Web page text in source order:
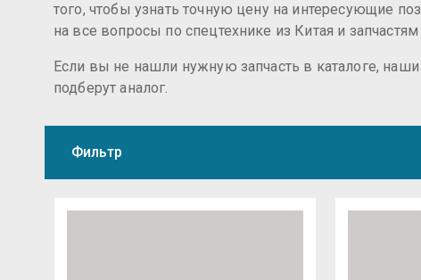
того, чтобы узнать точную цену на интересующие
на все вопросы по спецтехнике из Китая и запчастям
Если вы не нашли нужную запчасть в каталоге,
подберут аналог.
Фильтр